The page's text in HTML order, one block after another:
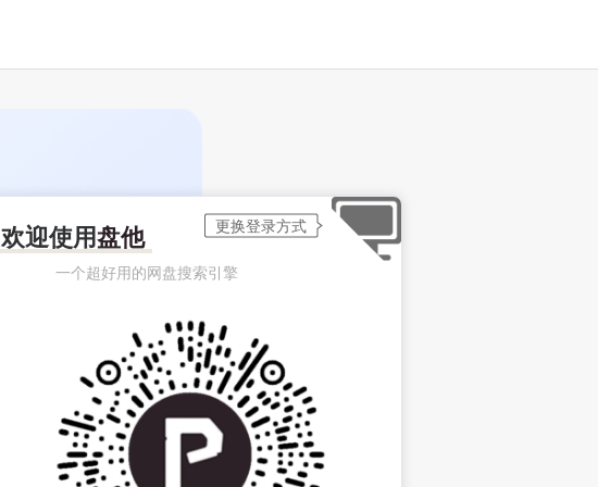
欢迎使用盘他
一个超好用的网盘搜索引擎